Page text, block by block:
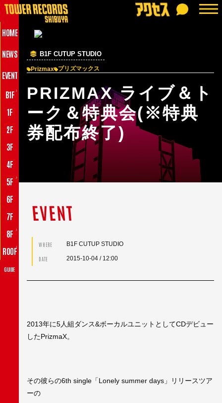
HOME
NEWS
EVENT
B1F ♪
1F
2F
3F
4F
5F
♪
6F
7F
8F
♪
ROOF♪
GUIDE
B1F CUTUP STUDIO
Prizmax プリズマックス
PRIZMAX ライブ＆ト
ーク＆特典会(※特典
券配布終了)
EVENT
WHERE B1F CUTUP STUDIO
DATE 2015-10-04 / 12:00
2013年に5人組ダンス&ボーカルユニットとしてCDデビュー
したPrizmaX。
その彼らの6th single「Lonely summer days」リリースツア
ーの